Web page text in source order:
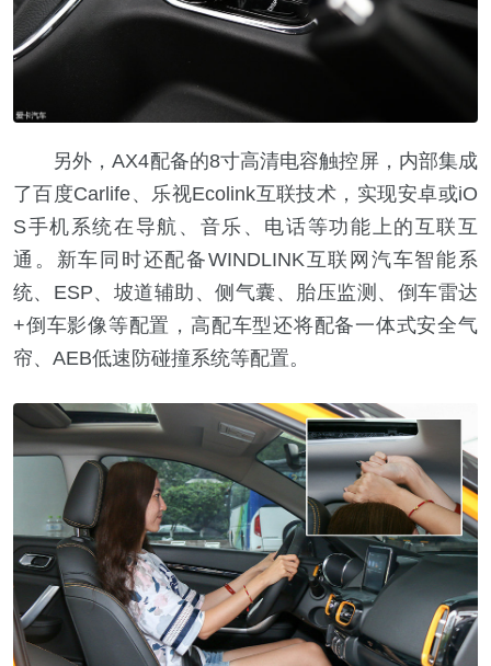
另外，AX4配备的8寸高清电容触控屏，内部集成
了百度Carlife、乐视Ecolink互联技术，实现安卓或iO
S手机系统在导航、音乐、电话等功能上的互联互
通。新车同时还配备WINDLINK互联网汽车智能系
统、ESP、坡道辅助、侧气囊、胎压监测、倒车雷达
+倒车影像等配置，高配车型还将配备一体式安全气
帘、AEB低速防碰撞系统等配置。